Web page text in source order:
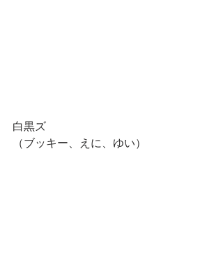
白黒ズ
（ブッキー、えに、ゆい）